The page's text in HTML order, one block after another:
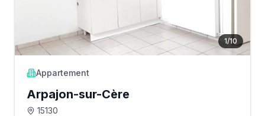
1/10
Appartement
Arpajon-sur-Cère
15130